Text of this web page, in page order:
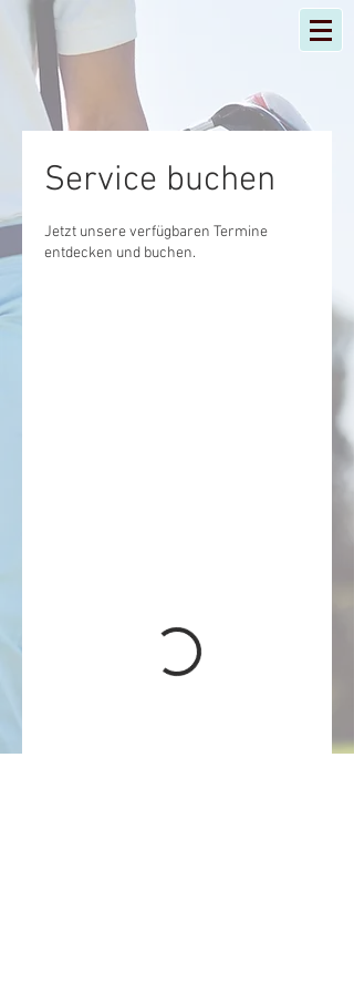
Service buchen
Jetzt unsere verfügbaren Termine
entdecken und buchen.